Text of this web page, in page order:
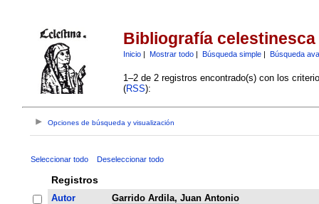
Bibliografía celestinesca
Inicio| Mostrar todo| Búsqueda simple| Búsqueda
1–2 de 2 registros encontrado(s) con los
(RSS):
Opciones de búsqueda y visualización
Seleccionar todo Deseleccionar todo
Registros
Autor
Garrido Ardila, Juan Antonio